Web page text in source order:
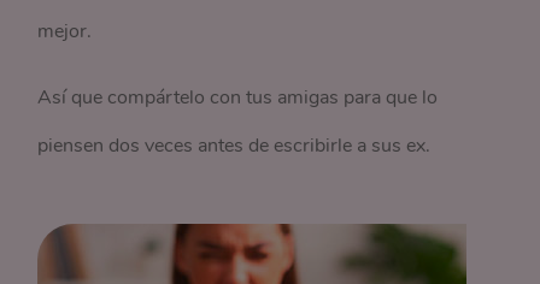
mejor.
Así que compártelo con tus amigas para que lo
piensen dos veces antes de escribirle a sus ex.